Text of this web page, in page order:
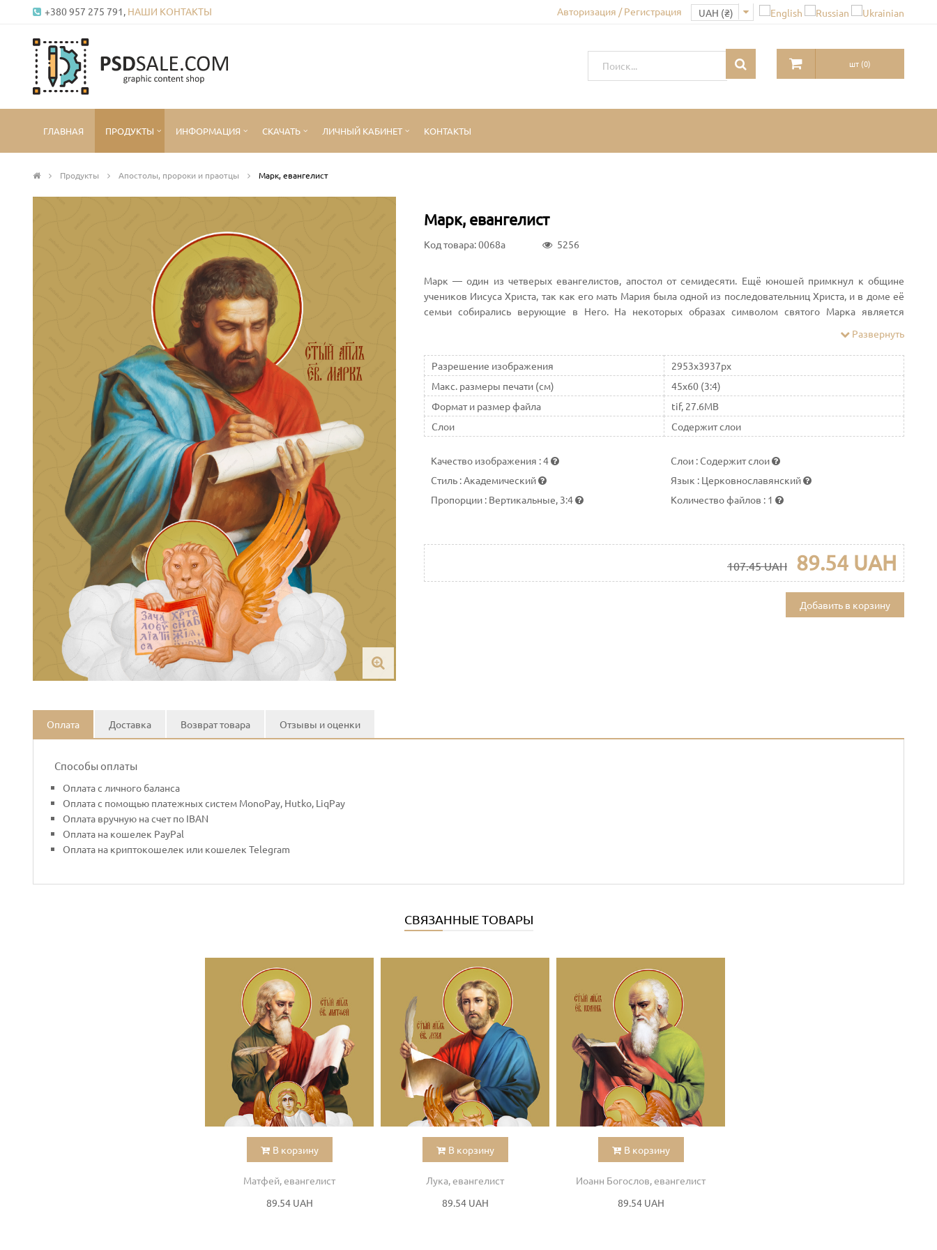
+380 957 275 791, НАШИ КОНТАКТЫ Авторизация / Регистрация
шт(0)
ГЛАВНАЯ ПРОДУКТЫ ИНФОРМАЦИЯ СКАЧАТЬ ЛИЧНЫЙ КАБИНЕТ КОНТАКТЫ
Продукты Апостолы, пророки и праотцы Марк, евангелист
Марк, евангелист
Код товара: 0068a 5256
Марк — один из четверых евангелистов, апостол от семидесяти. Ещё юношей примкнул к общине
учеников Иисуса Христа, так как его мать Мария была одной из последовательниц Христа, и в доме её
семьи собирались верующие в Него. На некоторых образах символом святого Марка является
Развернуть
Разрешение изображения
2953x3937px
Макс. размеры печати (см)
45x60 (3:4)
Формат и размер файла
tif, 27.6MB
Слои
Содержит слои
Качество изображения :4 Слои :Содержит слои
Стиль : Академический Язык : Церковнославянский
Пропорции : Вертикальные, 3:4 Количество файлов : 1
107.45 UAH 89.54 UAH
Добавить в корзину
Оплата Доставка Возврат товара Отзывы и оценки
Способы оплаты
Оплата с личного баланса
Оплата с помощью платежных систем MonoPay, Hutko, LiqPay
Оплата вручную на счет по IBAN
Оплата на кошелек PayPal
Оплата на криптокошелек или кошелек Telegram
СВЯЗАННЫЕ ТОВАРЫ
В корзину
Матфей, евангелист
89.54 UAH
В корзину
Лука, евангелист
89.54 UAH
В корзину
Иоанн Богослов, евангелист
89.54 UAH